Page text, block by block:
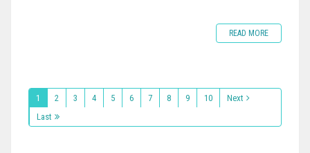
READ MORE
1 2 3 4 5 6 7 8 9 10
Next
Last